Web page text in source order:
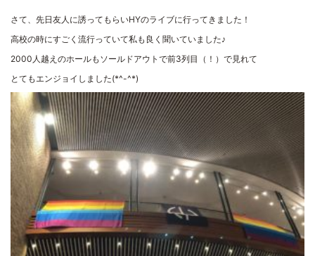
さて、先日友人に誘ってもらいHYのライブに行ってきました！
高校の時にすごく流行っていて私も良く聞いていました♪
2000人越えのホールもソールドアウトで前3列目（！）で見れて
とてもエンジョイしました(*^-^*)